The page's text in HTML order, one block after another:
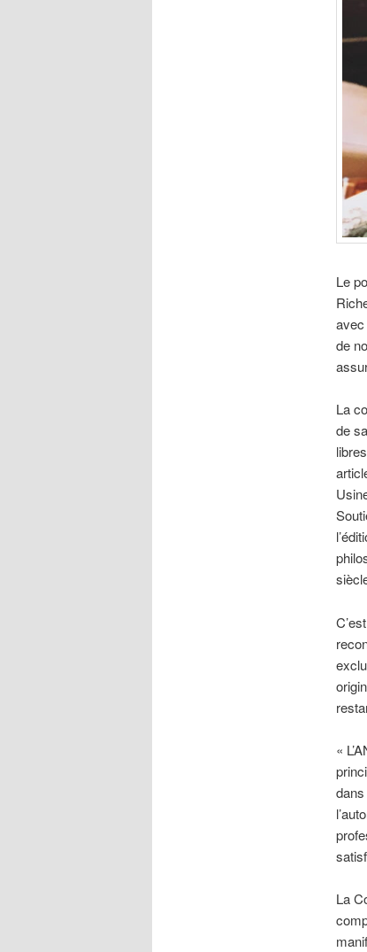
Le
de
La
de
«
La